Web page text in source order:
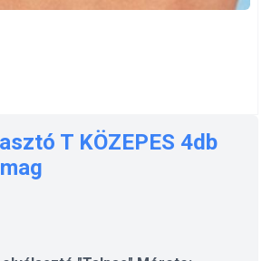
T KÖZEPES 4db